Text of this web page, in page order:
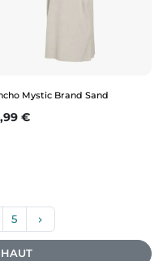
Mystic Brand Sand
€
5 keyboard_arrow_right